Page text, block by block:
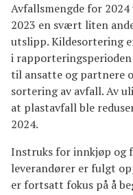
Avfallsmengde for
2023 en svært liten
utslipp. Kildesortering
i
til ansatte og partnere
sortering av avfall. Av
at plastavfall ble
2024.
Instruks for innkjøp og
leverandører er fulgt
er fortsatt fokus på å